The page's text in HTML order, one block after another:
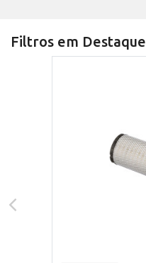
Filtros em Destaque